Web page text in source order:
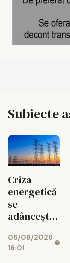
Subiecte
Criza
energetică
se
adâncește.
mari pot
rămâne
06/08/2026
16:01